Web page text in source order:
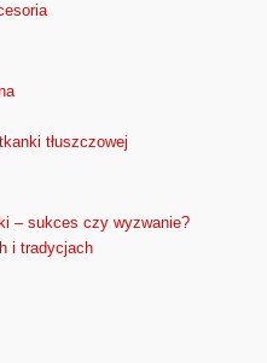
tłuszczowej
– sukces czy wyzwanie?
i tradycjach